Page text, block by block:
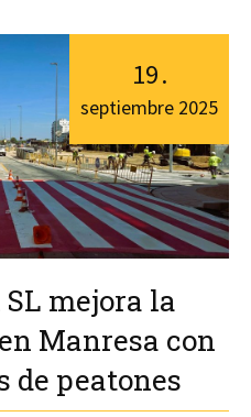
SL mejora la
Manresa con
de peatones
19.
septiembre 2025